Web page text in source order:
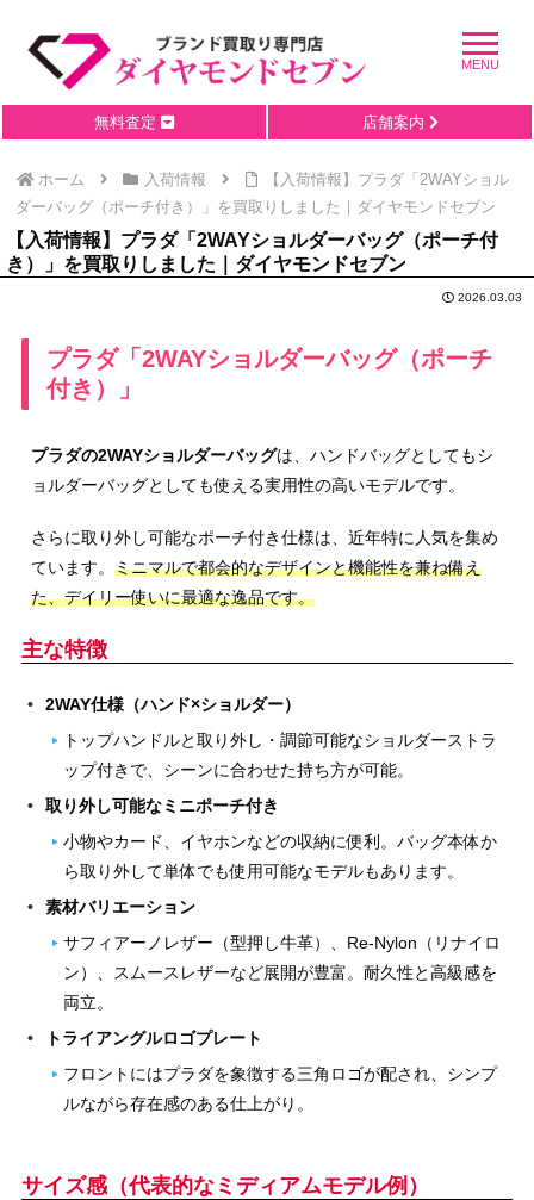
無料査定 店舗案内
ホーム 入荷情報
【入荷情報】プラダ「2WAYショル
ダーバッグ（ポーチ付き）」を買取りしました｜ダイヤモンドセブン
【入荷情報】プラダ「2WAYショルダーバッグ（ポーチ付
き）」を買取りしました｜ダイヤモンドセブン
2026.03.03
プラダ「2WAYショルダーバッグ（ポーチ
付き）」
プラダの2WAYショルダーバッグは、ハンドバッグとしてもシ
ョルダーバッグとしても使える実用性の高いモデルです。
さらに取り外し可能なポーチ付き仕様は、近年特に人気を集め
ています。ミニマルで都会的なデザインと機能性を兼ね備え
た、デイリー使いに最適な逸品です。
主な特徴
2WAY仕様（ハンド×ショルダー）
トップハンドルと取り外し・調節可能なショルダーストラ
ップ付きで、シーンに合わせた持ち方が可能。
取り外し可能なミニポーチ付き
小物やカード、イヤホンなどの収納に便利。バッグ本体か
ら取り外して単体でも使用可能なモデルもあります。
素材バリエーション
サフィアーノレザー（型押し牛革）、Re-Nylon（リナイロ
ン）、スムースレザーなど展開が豊富。耐久性と高級感を
両立。
トライアングルロゴプレート
フロントにはプラダを象徴する三角ロゴが配され、シンプ
ルながら存在感のある仕上がり。
サイズ感（代表的なミディアムモデル例）